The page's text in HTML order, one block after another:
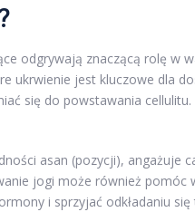
odgrywają znaczącą rolę w
ukrwienie jest kluczowe dla
się do powstawania
asan (pozycji), angażuje
jogi może również
i sprzyjać odkładaniu